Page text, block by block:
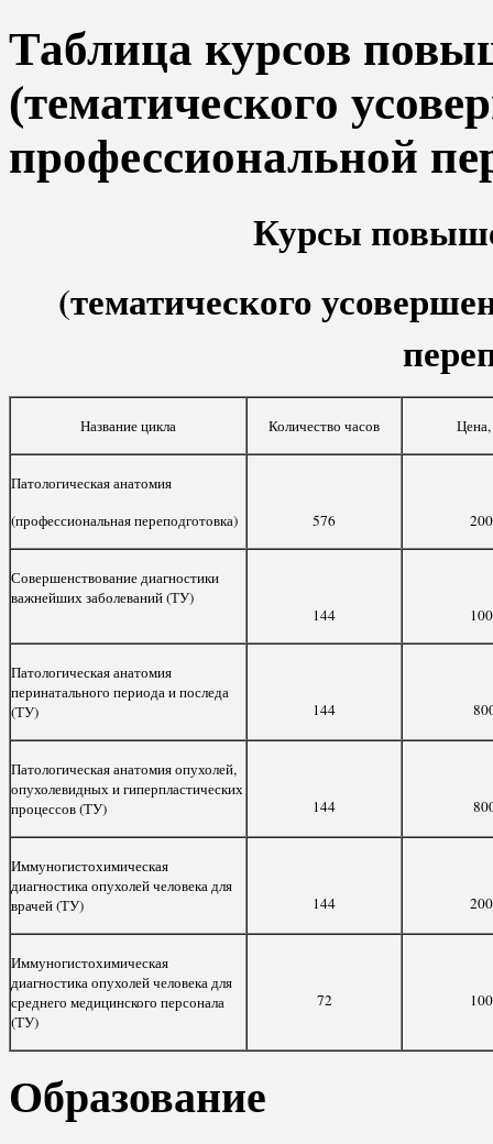
Таблица курсов
(тематического
профессиональной
Курсы
(тематического
Название цикла Количество часов
Патологическая анатомия
(профессиональная переподготовка)
576
Совершенствование диагностики
важнейших заболеваний (ТУ)
144
Патологическая анатомия
перинатального периода и последа
(ТУ)
144
Патологическая анатомия опухолей,
опухолевидных и гиперпластических
процессов (ТУ)
144
Иммуногистохимическая
диагностика опухолей человека для
врачей (ТУ)
144
Иммуногистохимическая
диагностика опухолей человека для
среднего медицинского персонала
(ТУ)
72
Образование